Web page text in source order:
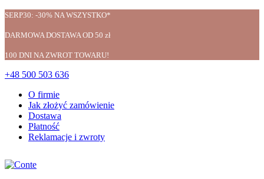
SERP30: -30% NA WSZYSTKO*
DARMOWA DOSTAWA OD 50 zł
100 DNI NA ZWROT TOWARU!
+48 500 503 636
O firmie
Jak złożyć zamówienie
Dostawa
Płatność
Reklamacje i zwroty